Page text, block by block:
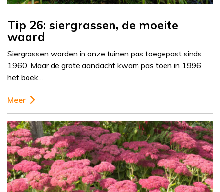
Tip 26: siergrassen, de moeite
waard
Siergrassen worden in onze tuinen pas toegepast sinds
1960. Maar de grote aandacht kwam pas toen in 1996
het boek…
Meer